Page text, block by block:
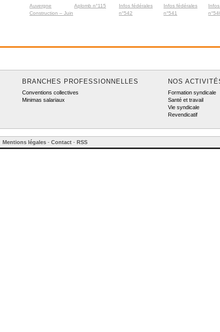
Auvergne
Construction – Juin
Aplomb n°115
Infos fédérales
n°542
Infos fédérales
n°541
BRANCHES PROFESSIONNELLES
Conventions collectives
Minimas salariaux
NOS
Formation syndicale
Santé et travail
Vie syndicale
Revendicatif
Mentions légales - Contact - RSS